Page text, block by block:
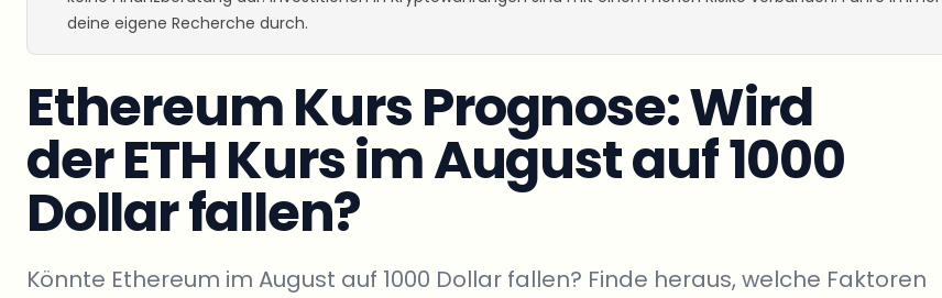
deine eigene Recherche durch.
Ethereum Kurs Prognose: Wird
der ETH Kurs im August auf 1000
Dollar fallen?
Könnte Ethereum im August auf 1000 Dollar fallen? Finde heraus, welche Faktoren